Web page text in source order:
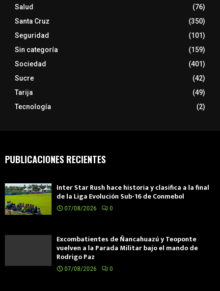
Salud
(76)
Santa Cruz
(350)
Seguridad
(101)
Sin categoría
(159)
Sociedad
(401)
Sucre
(42)
Tarija
(49)
Tecnología
(2)
PUBLICACIONES RECIENTES
Inter Star Rush hace historia y clasifica a la final
de la Liga Evolución Sub-16 de Conmebol
07/08/2026 0
Excombatientes de Ñancahuazú y Teoponte
vuelven a la Parada Militar bajo el mando de
Rodrigo Paz
07/08/2026 0